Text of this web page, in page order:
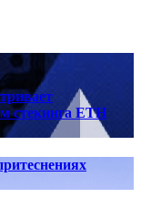
стекинга ETH